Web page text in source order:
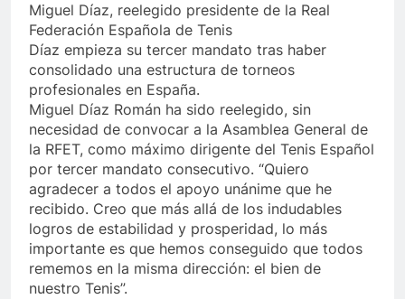
Miguel Díaz, reelegido presidente de la Real
Federación Española de Tenis
Díaz empieza su tercer mandato tras haber
consolidado una estructura de torneos
profesionales en España.
Miguel Díaz Román ha sido reelegido, sin
necesidad de convocar a la Asamblea General de
la RFET, como máximo dirigente del Tenis Español
por tercer mandato consecutivo. “Quiero
agradecer a todos el apoyo unánime que he
recibido. Creo que más allá de los indudables
logros de estabilidad y prosperidad, lo más
importante es que hemos conseguido que todos
rememos en la misma dirección: el bien de
nuestro Tenis”.